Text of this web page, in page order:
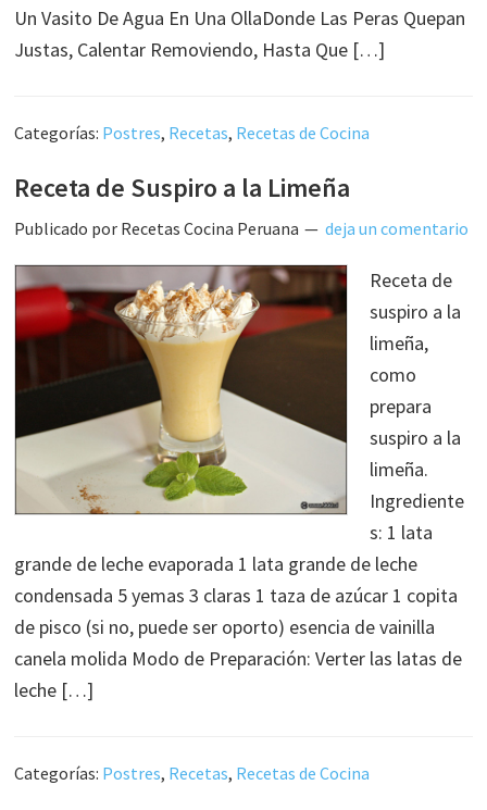
Un Vasito De Agua En Una OllaDonde Las Peras Quepan
Justas, Calentar Removiendo, Hasta Que […]
Categorías: Postres, Recetas, Recetas de Cocina
Receta de Suspiro a la Limeña
Publicado por Recetas Cocina Peruana deja un comentario
Receta de
suspiro a la
limeña,
como
prepara
suspiro a la
limeña.
Ingrediente
s: 1 lata
grande de leche evaporada 1 lata grande de leche
condensada 5 yemas 3 claras 1 taza de azúcar 1 copita
de pisco (si no, puede ser oporto) esencia de vainilla
canela molida Modo de Preparación: Verter las latas de
leche […]
Categorías: Postres, Recetas, Recetas de Cocina